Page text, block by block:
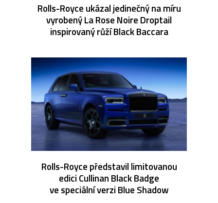
Rolls-Royce ukázal jedinečný na míru
vyrobený La Rose Noire Droptail
inspirovaný růží Black Baccara
Rolls-Royce představil limitovanou
edici Cullinan Black Badge
ve speciální verzi Blue Shadow